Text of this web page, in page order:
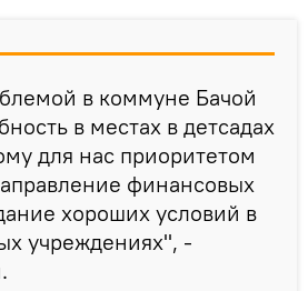
в коммуне Бачой
в местах в детсадах
для нас приоритетом
финансовых
хороших условий в
учреждениях", -